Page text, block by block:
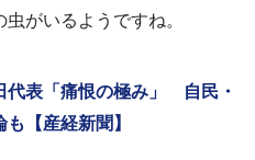
がいるようですね。
代表「痛恨の極み」 自民・
【産経新聞】